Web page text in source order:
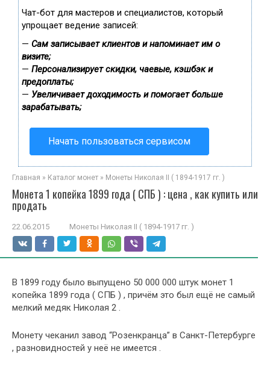
Чат-бот для мастеров и специалистов, который
упрощает ведение записей:
— Сам записывает клиентов и напоминает им о
визите;
— Персонализирует скидки, чаевые, кэшбэк и
предоплаты;
— Увеличивает доходимость и помогает больше
зарабатывать;
Начать пользоваться сервисом
Главная » Каталог монет » Монеты Николая II ( 1894-1917 гг. )
Монета 1 копейка 1899 года ( СПБ ) : цена , как купить или
продать
22.06.2015 Монеты Николая II ( 1894-1917 гг. )
В 1899 году было выпущено 50 000 000 штук монет 1
копейка 1899 года ( СПБ ) , причём это был ещё не самый
мелкий медяк Николая 2 .
Монету чеканил завод “Розенкранца” в Санкт-Петербурге
, разновидностей у неё не имеется .